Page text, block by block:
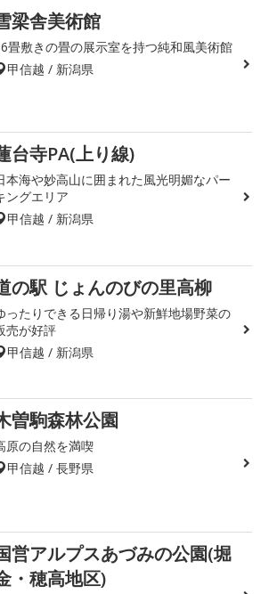
梁舎美術館
畳敷きの畳の展示室を持つ純和風美術館
甲信越 / 新潟県
台寺PA(上り線)
本海や妙高山に囲まれた風光明媚なパー
ングエリア
甲信越 / 新潟県
の駅 じょんのびの里高柳
ったりできる日帰り湯や新鮮地場野菜の
売が好評
甲信越 / 新潟県
曽駒森林公園
原の自然を満喫
甲信越 / 長野県
営アルプスあづみの公園(堀
・穂高地区)